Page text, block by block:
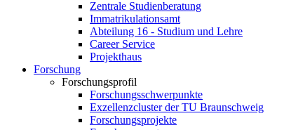
Zentrale Studienberatung
Immatrikulationsamt
Abteilung 16 - Studium und Lehre
Career Service
Projekthaus
Forschung
Forschungsprofil
Forschungsschwerpunkte
Exzellenzcluster der TU Braunschweig
Forschungsprojekte